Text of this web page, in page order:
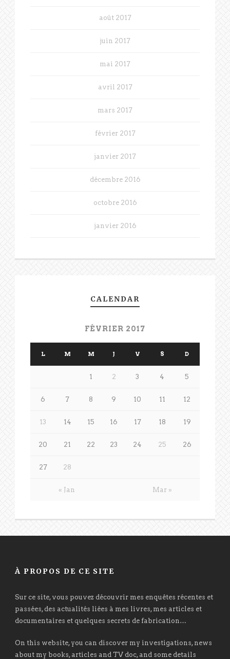
août 2017
juin 2017
mai 2017
avril 2017
mars 2017
février 2017
janvier 2017
décembre 2016
octobre 2016
janvier 2016
CALENDAR
FÉVRIER 2017
L M M J V S D
« Jan Mar »
1 2 3 4 5
6 7 8 9 10 11 12
13 14 15 16 17 18 19
20 21 22 23 24 25 26
27 28
À PROPOS DE CE SITE
Sur ce site, vous pouvez découvrir mes enquêtes récentes et
passées, des actualités liées à mes livres, mes articles et
documentaires et quelques secrets de fabrication…
On this website, you can discover my investigations, news
about my books, articles and TV doc, and some details